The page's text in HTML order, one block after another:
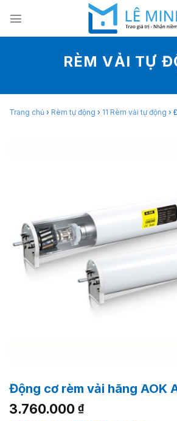
content
RÈM VẢI TỰ
Trang chủ › Rèm tự động › 11 Rèm vải tự động ›
Động cơ rèm vải hãng AOK
3.760.000 ₫